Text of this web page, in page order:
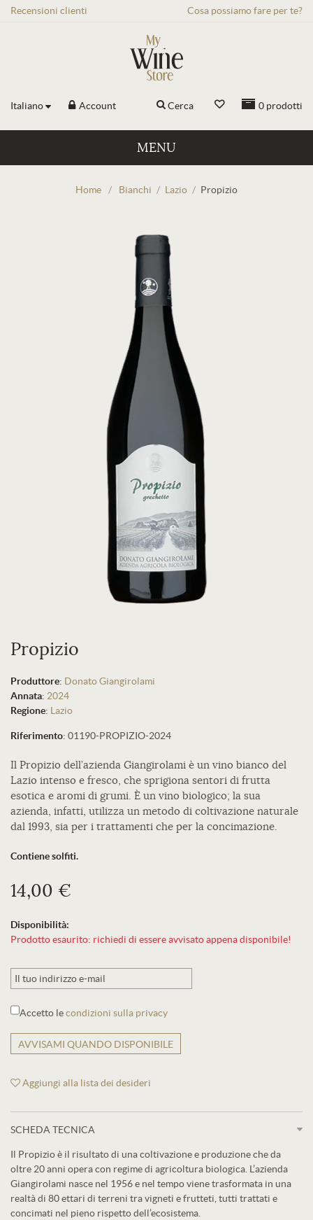
Recensioni clienti Cosa possiamo fare per te?
Italiano Account 0 prodotti
Cerca
MENU
Home / Bianchi / Lazio / Propizio
Propizio
Produttore: Donato Giangirolami
Annata: 2024
Regione: Lazio
Riferimento: 01190-PROPIZIO-2024
Il Propizio dell’azienda Giangirolami è un vino bianco del
Lazio intenso e fresco, che sprigiona sentori di frutta
esotica e aromi di grumi. È un vino biologico; la sua
azienda, infatti, utilizza un metodo di coltivazione naturale
dal 1993, sia per i trattamenti che per la concimazione.
Contiene solfiti.
14,00 €
Disponibilità:
Prodotto esaurito: richiedi di essere avvisato appena disponibile!
Accetto lecondizioni sulla privacy
AVVISAMI QUANDO DISPONIBILE
Aggiungi alla lista dei desideri
SCHEDA TECNICA
Il Propizio è il risultato di una coltivazione e produzione che da
oltre 20 anni opera con regime di agricoltura biologica. L’azienda
Giangirolami nasce nel 1956 e nel tempo viene trasformata in una
realtà di 80 ettari di terreni tra vigneti e frutteti, tutti trattati e
concimati nel pieno rispetto dell’ecosistema.